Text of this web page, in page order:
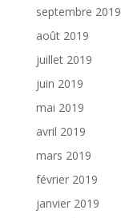
septembre 2019
août 2019
juillet 2019
juin 2019
mai 2019
avril 2019
mars 2019
février 2019
janvier 2019